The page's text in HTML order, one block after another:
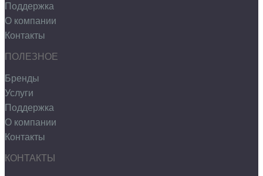
Поддержка
О компании
Контакты
ПОЛЕЗНОЕ
Бренды
Услуги
Поддержка
О компании
Контакты
КОНТАКТЫ